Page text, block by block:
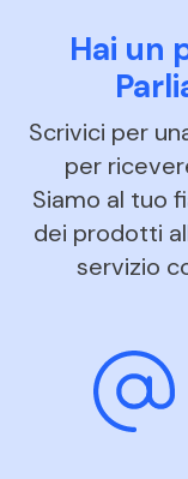
Hai un
Scrivici per
per
Siamo al tuo
dei prodotti
servizio